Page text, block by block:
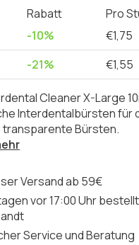
Rabatt
Pro
-10%
€1,75
-21% €1,55
Cleaner X-Large
Interdentalbürsten für
transparente Bürsten.
Versand ab 59€
vor 17:00 Uhr
Service und Beratung